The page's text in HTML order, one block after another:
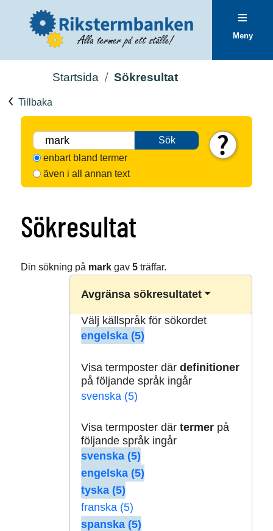
Meny
Startsida Sökresultat
Tillbaka
Sök
enbart bland termer
även i all annan text
Sökresultat
Din sökning på markgav 5träffar.
Avgränsa sökresultatet
Välj källspråk för sökordet
engelska (5)
Visa termposter där definitioner
på följande språk ingår
svenska (5)
Visa termposter där termerpå
följande språk ingår
svenska (5)
engelska (5)
tyska (5)
franska (5)
spanska (5)